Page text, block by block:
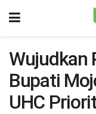
Wujudkan
Bupati
UHC